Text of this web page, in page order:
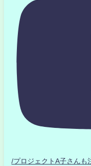
/プロジェクトA子さん